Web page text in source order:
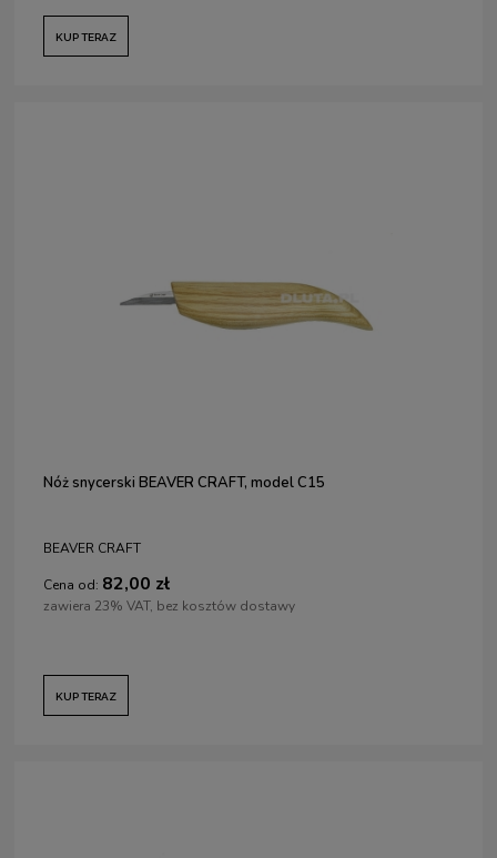
KUP TERAZ
Nóż snycerski BEAVER CRAFT, model C15
BEAVER CRAFT
Cena od: 82,00 zł
zawiera 23% VAT, bez kosztów dostawy
KUP TERAZ